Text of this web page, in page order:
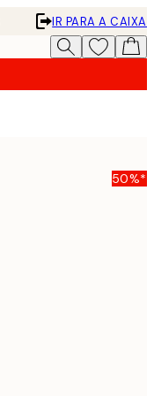
IR PARA A CAIXA
50%*